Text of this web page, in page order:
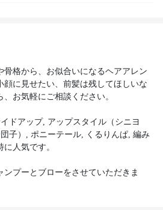
骨格から、お似合いになるヘアアレン
顔に見せたい、前髪は残してほしいな
お気軽にご相談ください。
ドアップ, アップスタイル（シニヨ
子）, ポニーテール, くるりんぱ, 編み
人気です。
ンプーとブローをさせていただきま